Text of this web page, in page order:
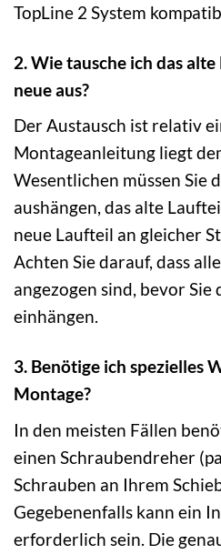
TopLine 2 System
2. Wie tausche ich das
neue aus?
Der Austausch ist relativ
Montageanleitung liegt
Wesentlichen müssen Sie
aushängen, das alte
neue Laufteil an gleicher
Achten Sie darauf, dass
angezogen sind, bevor Sie
einhängen.
3. Benötige ich spezielles
Montage?
In den meisten Fällen
einen Schraubendreher
Schrauben an Ihrem
Gegebenenfalls kann ein
erforderlich sein. Die